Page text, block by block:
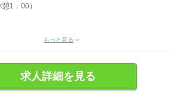
1：00）
もっと見る
求人詳細を見る